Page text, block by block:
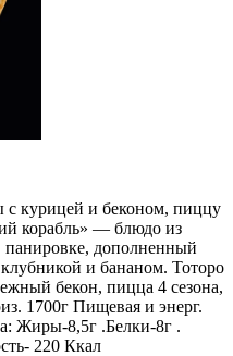
курицей и беконом, пиццу
корабль» — блюдо из
панировке, дополненный
и бананом. Тоторо
бекон, пицца 4 сезона,
1700г Пищевая и энерг.
Жиры-8,5г .Белки-8г .
220 Ккал